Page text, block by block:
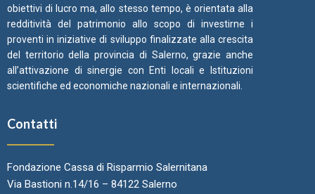
obiettivi di lucro ma, allo stesso tempo, è orientata alla
redditività del patrimonio allo scopo di investirne i
proventi in iniziative di sviluppo finalizzate alla crescita
del territorio della provincia di Salerno, grazie anche
all’attivazione di sinergie con Enti locali e Istituzioni
scientifiche ed economiche nazionali e internazionali.
Contatti
Fondazione Cassa di Risparmio Salernitana
Via Bastioni n.14/16 – 84122 Salerno